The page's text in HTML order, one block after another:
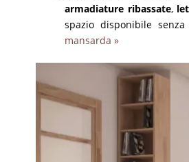
armadiature ribassate,
spazio disponibile
mansarda »